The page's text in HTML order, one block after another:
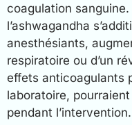
coagulation
l’ashwagandha
anesthésiants,
respiratoire ou d’un
effets anticoagulants
laboratoire,
pendant l’intervention.